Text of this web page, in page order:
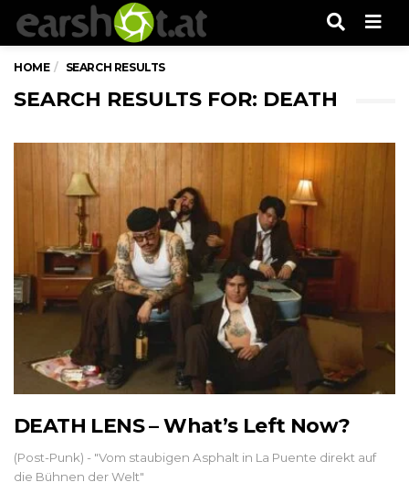
HOME SEARCH RESULTS
SEARCH RESULTS FOR: DEATH
DEATH LENS – What’s Left Now?
(Post-Punk) - "Vom staubigen Asphalt in La Puente direkt auf
die Bühnen der Welt"